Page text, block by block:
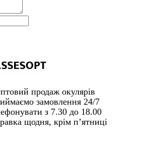
продаж окулярів
замовлення 24/7
з 7.30 до 18.00
щодня, крім пʼятниці